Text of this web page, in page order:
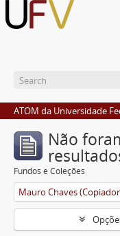
ATOM da Universidade
Não
Fundos e Coleções
Mauro Chaves